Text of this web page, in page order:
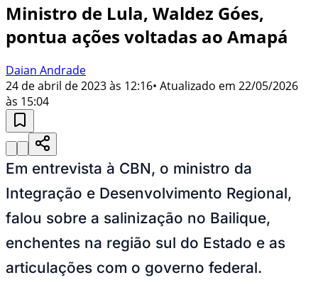
Ministro de Lula, Waldez Góes,
pontua ações voltadas ao Amapá
Daian Andrade
24 de abril de 2023 às 12:16• Atualizado em 22/05/2026
às 15:04
Em entrevista à CBN, o ministro da
Integração e Desenvolvimento Regional,
falou sobre a salinização no Bailique,
enchentes na região sul do Estado e as
articulações com o governo federal.